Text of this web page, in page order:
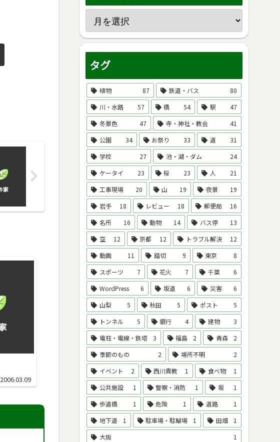
2006.03.09
タグ
植物 87 鉄道・バス
80
川・水路
57 橋 54 駅
47
冬景色
47 寺・神社・教会
41
公園
34 お祭り 33 道
31
学校
27 池・湖・ダム
24
ケータイ
23 桜 23 人
21
工事現場
20 山 19 夜景
19
岩手
18 レビュー 18 郵便局
16
名所
16 動物 14 バス停
13
空
12 京都 12 トラブル解決
12
動画
11 踏切 9 東京
8
スポーツ
7 花火 7 千葉
6
WordPress
6 坂道 6 災害
6
山梨
5 秋田 5 ポスト
5
トンネル
5 銀行 4 建物
3
電柱・電線・鉄塔
3 福島 2 青森
2
季節のもの
2 場所不明
2
イベント
2 西川貴教 1 食べ物
1
公共施設
1 警察・消防 1 坂
1
歩道橋
1 危険 1 道路
1
地下道
1 駐車場・駐輪場 1 田畑
1
大阪
1